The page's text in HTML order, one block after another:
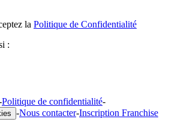
la Politique de Confidentialité
:
Politique de confidentialité-
-Nous contacter-Inscription Franchise